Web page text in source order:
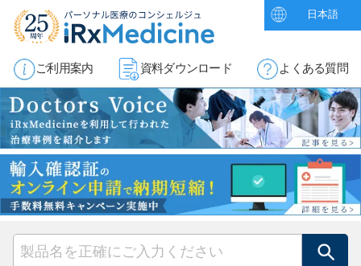
日本語
ご利用案内 資料ダウンロード よくある質問
検索